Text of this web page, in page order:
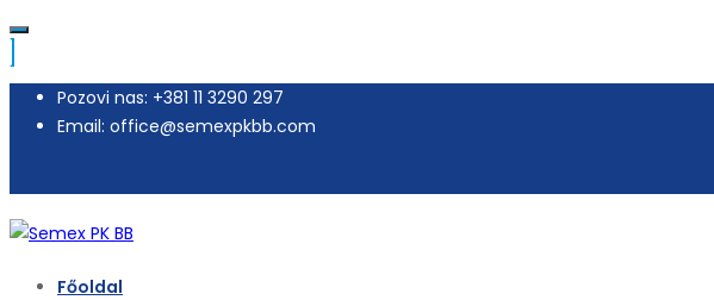
Pozovi nas: +381 11 3290 297
Email: office@semexpkbb.com
Főoldal